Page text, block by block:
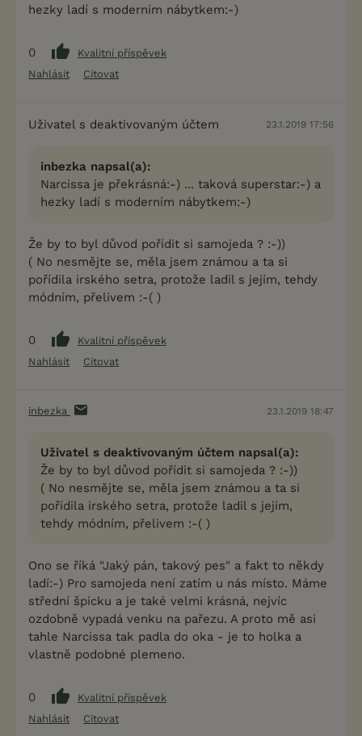
hezky ladí s moderním nábytkem:-)
0
Kvalitní příspěvek
Nahlásit
Citovat
Uživatel s deaktivovaným účtem 23.1.2019 17:56
inbezka napsal(a):
Narcissa je překrásná:-) ... taková superstar:-) a
hezky ladí s moderním nábytkem:-)
Že by to byl důvod pořídit si samojeda ? :-))
( No nesmějte se, měla jsem známou a ta si
pořídila irského setra, protože ladil s jejím, tehdy
módním, přelivem :-( )
0
Kvalitní příspěvek
Nahlásit
Citovat
inbezka 23.1.2019 18:47
Uživatel s deaktivovaným účtem napsal(a):
Že by to byl důvod pořídit si samojeda ? :-))
( No nesmějte se, měla jsem známou a ta si
pořídila irského setra, protože ladil s jejím,
tehdy módním, přelivem :-( )
Ono se říká "Jaký pán, takový pes" a fakt to někdy
ladí:-) Pro samojeda není zatím u nás místo. Máme
střední špicku a je také velmi krásná, nejvíc
ozdobně vypadá venku na pařezu. A proto mě asi
tahle Narcissa tak padla do oka - je to holka a
vlastně podobné plemeno.
0
Kvalitní příspěvek
Nahlásit
Citovat